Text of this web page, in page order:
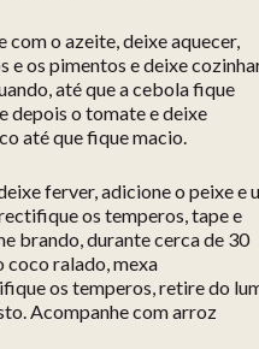
com o azeite, deixe aquecer,
e os pimentos e deixe
até que a cebola fique
depois o tomate e deixe
até que fique macio.
ferver, adicione o peixe e
os temperos, tape e
brando, durante cerca de 30
coco ralado, mexa
os temperos, retire do
Acompanhe com arroz